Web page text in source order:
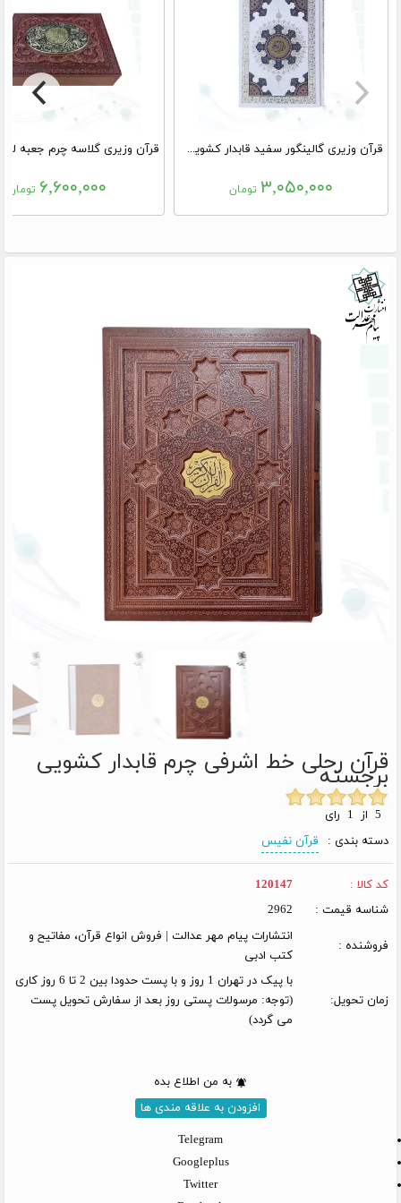
قرآن وزیری گالینگور سفید قابدار کشویی پلاک رنگی مدل خورشیدی
۳,۰۵۰,۰۰۰ تومان ۶,۶۰۰,۰۰۰ تومان
قرآن رحلی خط اشرفی چرم قابدار کشویی
برجسته
دسته بندی :
قرآن نفیس
کد کالا :
120147
شناسه قیمت :
2962
فروشنده :
انتشارات پیام مهر عدالت | فروش انواع قرآن، مفاتیح و
کتب ادبی
زمان تحویل:
با پیک در تهران 1 روز و با پست حدودا بین 2 تا 6 روز کاری
(توجه: مرسولات پستی روز بعد از سفارش تحویل پست
می گردد)
به من اطلاع بده
افزودن به علاقه مندی ها
Telegram
Googleplus
Twitter